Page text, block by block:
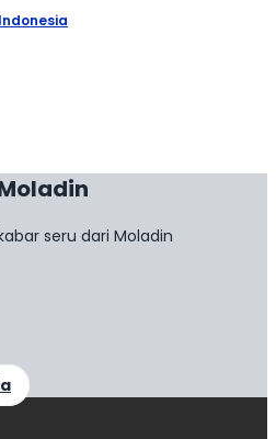
seru dari Moladin